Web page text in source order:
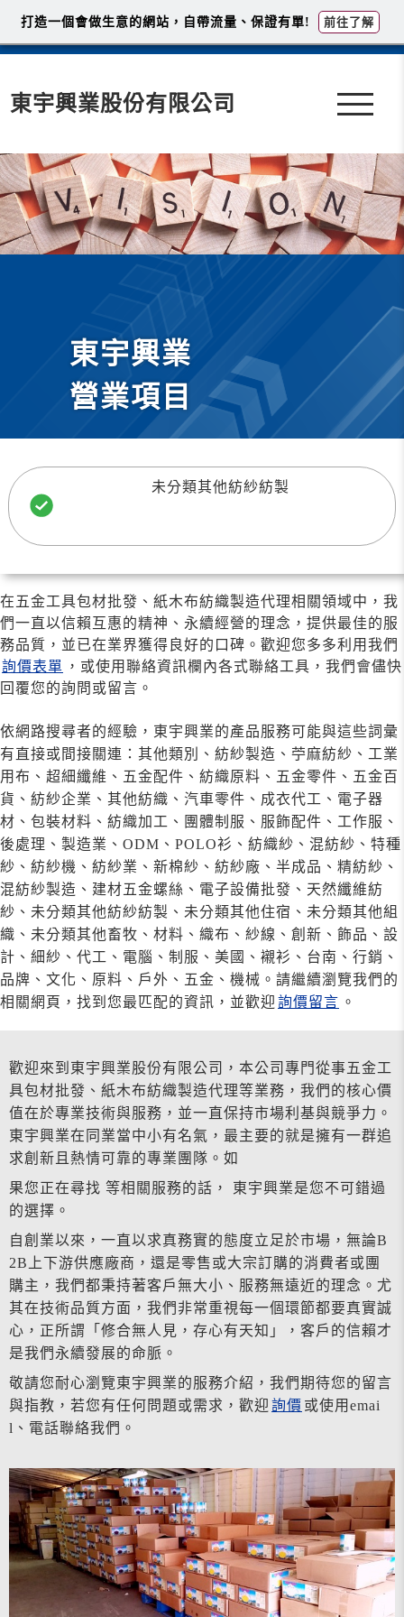
東宇興業股份有限公司
東宇興業
營業項目
未分類其他紡紗紡製
在五金工具包材批發、紙木布紡織製造代理相關領域中，我
們一直以信賴互惠的精神、永續經營的理念，提供最佳的服
務品質，並已在業界獲得良好的口碑。歡迎您多多利用我們
詢價表單 ，或使用聯絡資訊欄內各式聯絡工具，我們會儘快
回覆您的詢問或留言。
依網路搜尋者的經驗，東宇興業的產品服務可能與這些詞彙
有直接或間接關連：其他類別、紡紗製造、苧麻紡紗、工業
用布、超細纖維、五金配件、紡織原料、五金零件、五金百
貨、紡紗企業、其他紡織、汽車零件、成衣代工、電子器
材、包裝材料、紡織加工、團體制服、服飾配件、工作服、
後處理、製造業、ODM、POLO衫、紡織紗、混紡紗、特種
紗、紡紗機、紡紗業、新棉紗、紡紗廠、半成品、精紡紗、
混紡紗製造、建材五金螺絲、電子設備批發、天然纖維紡
紗、未分類其他紡紗紡製、未分類其他住宿、未分類其他組
織、未分類其他畜牧、材料、織布、紗線、創新、飾品、設
計、細紗、代工、電腦、制服、美國、襯衫、台南、行銷、
品牌、文化、原料、戶外、五金、機械。請繼續瀏覽我們的
相關網頁，找到您最匹配的資訊，並歡迎 詢價留言 。
歡迎來到東宇興業股份有限公司，本公司專門從事五金工
具包材批發、紙木布紡織製造代理等業務，我們的核心價
值在於專業技術與服務，並一直保持市場利基與競爭力。
東宇興業在同業當中小有名氣，最主要的就是擁有一群追
求創新且熱情可靠的專業團隊。如
果您正在尋找 等相關服務的話， 東宇興業是您不可錯過
的選擇。
自創業以來，一直以求真務實的態度立足於市場，無論B
2B上下游供應廠商，還是零售或大宗訂購的消費者或團
購主，我們都秉持著客戶無大小、服務無遠近的理念。尤
其在技術品質方面，我們非常重視每一個環節都要真實誠
心，正所謂「修合無人見，存心有天知」，客戶的信賴才
是我們永續發展的命脈。
敬請您耐心瀏覽東宇興業的服務介紹，我們期待您的留言
與指教，若您有任何問題或需求，歡迎 詢價 或使用emai
l、電話聯絡我們。
打造一個會做生意的網站，自帶流量、保證有單! 前往了解